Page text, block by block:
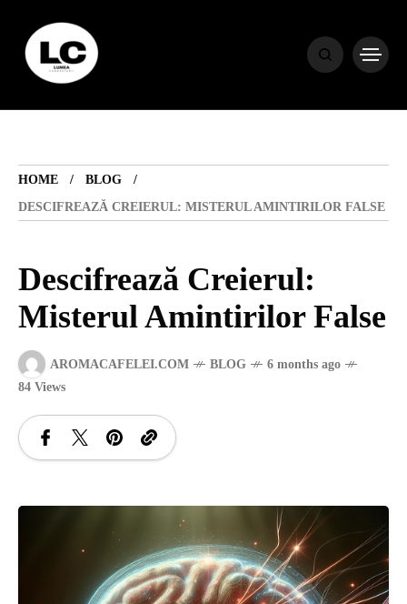
HOME
BLOG
DESCIFREAZĂ CREIERUL: MISTERUL AMINTIRILOR FALSE
Descifrează Creierul:
Misterul Amintirilor False
AROMACAFELEI.COM BLOG
6 months ago
84 Views
HOME
BLOG
HOROSCOP
ENGLISH
CONTENT
TRAVEL
SANATATE
SI
INGRIJIRE